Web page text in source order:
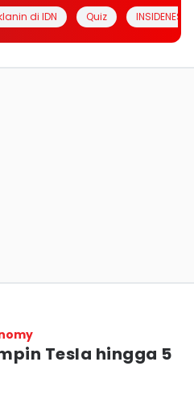
di IDN Quiz INSIDENESIA
Tesla hingga 5